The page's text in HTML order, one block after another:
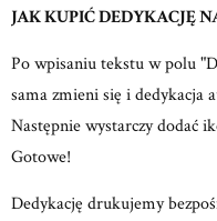
JAK KUPIĆ DEDYKACJĘ
Po wpisaniu tekstu w polu
sama zmieni się i dedykacja
Następnie wystarczy dodać
Gotowe!
Dedykację drukujemy